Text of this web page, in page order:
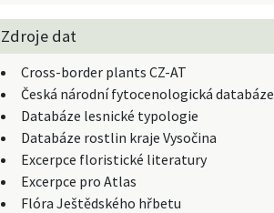
Zdroje dat
Cross-border plants CZ-AT
Česká národní fytocenologická databáze
Databáze lesnické typologie
Databáze rostlin kraje Vysočina
Excerpce floristické literatury
Excerpce pro Atlas
Flóra Ještědského hřbetu